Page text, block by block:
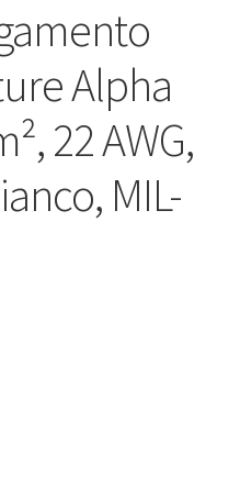
Alpha
22 AWG,
MIL-